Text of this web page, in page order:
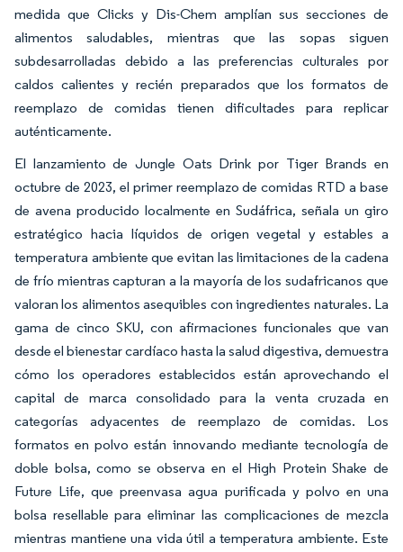
medida que Clicks y Dis-Chem amplían sus secciones de
alimentos saludables, mientras que las sopas siguen
subdesarrolladas debido a las preferencias culturales por
caldos calientes y recién preparados que los formatos de
reemplazo de comidas tienen dificultades para replicar
auténticamente.
El lanzamiento de Jungle Oats Drink por Tiger Brands en
octubre de 2023, el primer reemplazo de comidas RTD a base
de avena producido localmente en Sudáfrica, señala un giro
estratégico hacia líquidos de origen vegetal y estables a
temperatura ambiente que evitan las limitaciones de la cadena
de frío mientras capturan a la mayoría de los sudafricanos que
valoran los alimentos asequibles con ingredientes naturales. La
gama de cinco SKU, con afirmaciones funcionales que van
desde el bienestar cardíaco hasta la salud digestiva, demuestra
cómo los operadores establecidos están aprovechando el
capital de marca consolidado para la venta cruzada en
categorías adyacentes de reemplazo de comidas. Los
formatos en polvo están innovando mediante tecnología de
doble bolsa, como se observa en el High Protein Shake de
Future Life, que preenvasa agua purificada y polvo en una
bolsa resellable para eliminar las complicaciones de mezcla
mientras mantiene una vida útil a temperatura ambiente. Este